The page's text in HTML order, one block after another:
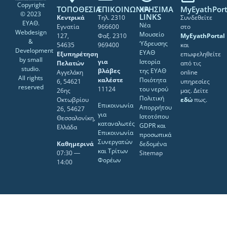
Copyright
© 2023
ΕΥΑΘ.
Webdesign
&
Development
bysmall
studio.
All rights
reserved
ΤΟΠΟΘΕΣΙΑ
Κεντρικά
Εγνατία
127,
54635
Εξυπηρέτηση
Πελατών
Αγγελάκη
6, 54621
26ης
Οκτωβρίου
26, 54627
Θεσσαλονίκη,
Ελλάδα
Καθημερινά
07:30 ―
14:00
ΕΠΙΚΟΙΝΩΝΙΑ
Τηλ. 2310
966600
Φαξ. 2310
969400
για
βλάβες
καλέστε
11124
Επικοινωνία
για
καταναλωτές
Επικοινωνία
Συνεργατών
και Τρίτων
Φορέων
ΧΡΗΣΙΜΑ
LINKS
Νέα
Μουσείο
Ύδρευσης
ΕΥΑΘ
Ιστορία
της ΕΥΑΘ
Ποιότητα
του νερού
Πολιτική
Απορρήτου
Ιστοτόπου
GDPR και
προσωπικά
δεδομένα
Sitemap
Συνδεθείτε
στο
MyEyathPortal
και
επωφεληθείτε
από τις
online
υπηρεσίες
μας. Δείτε
εδώπως.